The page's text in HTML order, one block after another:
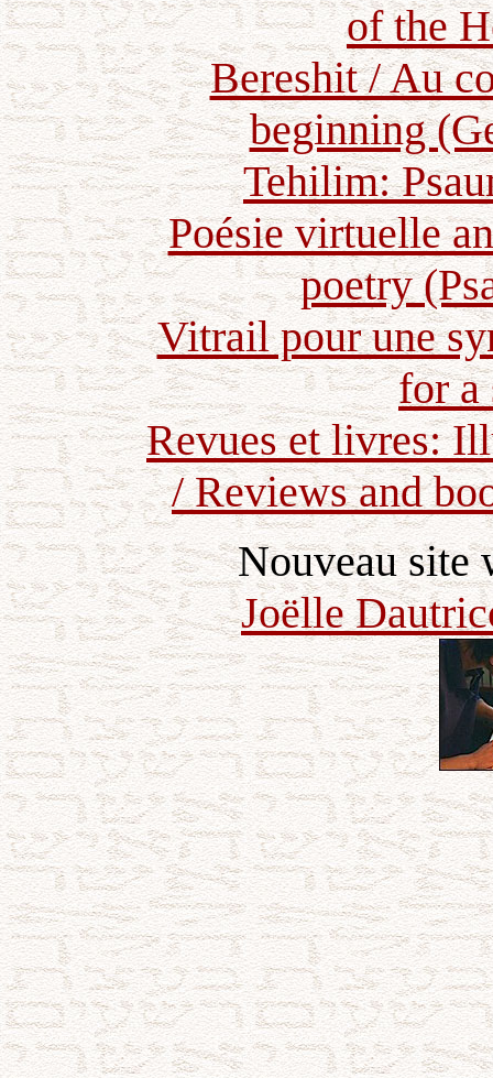
of the
Bereshit / Au
beginning
Tehilim:
Poésie virtuelle
poetry
Vitrail pour une
for a
Revues et livres:
/ Reviews and
Nouveau site
Joëlle